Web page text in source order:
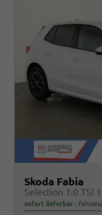
Skoda Fabia
sofort lieferbar